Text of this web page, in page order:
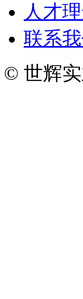
人才
联系
© 世辉实